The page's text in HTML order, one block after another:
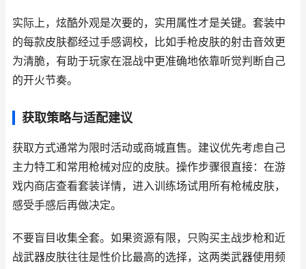
实际上，炫酷外观是次要的，实用属性才是关键。套装中
的每款皮肤都经过手感调校，比如手枪皮肤的射击音效更
为清脆，有助于玩家在混战中更准确地依靠听觉判断自己
的开火节奏。
获取策略与适配建议
获取方式通常为限时活动或商城直售。建议优先考虑自己
主力特工和常用枪械对应的皮肤。操作步骤很直接：在游
戏内商店查看套装详情，进入训练场试用所有枪械皮肤，
感受手感后再做决定。
不要盲目收集全套。如果资源有限，只购买主战步枪和近
战武器皮肤往往是性价比最高的选择，这两类武器使用频